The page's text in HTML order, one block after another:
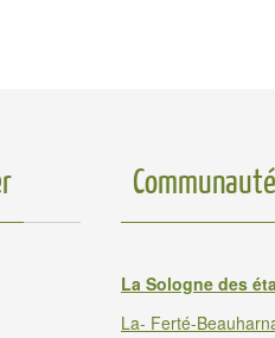
La Sologne des
La- Ferté-